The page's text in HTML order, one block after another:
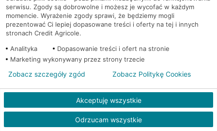
Warszawa, Szwedzka 43
Warszawa, Tamka 16
Warszawa, Tamka 16
Warszawa, Targowa 10
Warszawa, Targowa 10
Warszawa, Targowa 72
serwisu. Zgody są dobrowolne i możesz je wycofać w każdym
momencie. Wyrażenie zgody sprawi, że będziemy mogli
prezentować Ci lepiej dopasowane treści i oferty na tej i innych
stronach Credit Agricole.
Analityka
Dopasowanie treści i ofert na stronie
Marketing wykonywany przez strony trzecie
Akceptuję wszystkie
Odrzucam wszystkie
Zobacz szczegóły zgód Zobacz Politykę Cookies